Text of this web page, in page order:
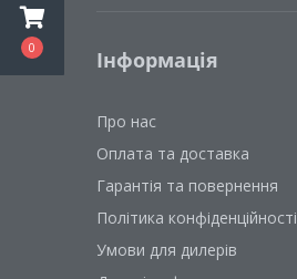
0 Інформація
Про нас
Оплата та доставка
Гарантія та повернення
Політика конфіденційності
Умови для дилерів